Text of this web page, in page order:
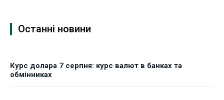
Останні новини
Курс долара 7 серпня: курс валют в банках та
обмінниках